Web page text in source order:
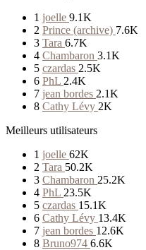
1 joelle 9.1K
2 Prince (archive) 7.6K
3 Tara 6.7K
4 Chambaron 3.1K
5 czardas 2.5K
6 PhL 2.4K
7 jean bordes 2.1K
8 Cathy Lévy 2K
Meilleurs utilisateurs
1 joelle 62K
2 Tara 50.2K
3 Chambaron 25.2K
4 PhL 23.5K
5 czardas 15.1K
6 Cathy Lévy 13.4K
7 jean bordes 12.6K
8 Bruno974 6.6K